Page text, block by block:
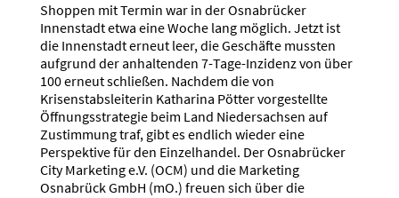
Shoppen mit Termin war in der Osnabrücker
Innenstadt etwa eine Woche lang möglich. Jetzt ist
die Innenstadt erneut leer, die Geschäfte mussten
aufgrund der anhaltenden 7-Tage-Inzidenz von über
100 erneut schließen. Nachdem die von
Krisenstabsleiterin Katharina Pötter vorgestellte
Öffnungsstrategie beim Land Niedersachsen auf
Zustimmung traf, gibt es endlich wieder eine
Perspektive für den Einzelhandel. Der Osnabrücker
City Marketing e.V. (OCM) und die Marketing
Osnabrück GmbH (mO.) freuen sich über die